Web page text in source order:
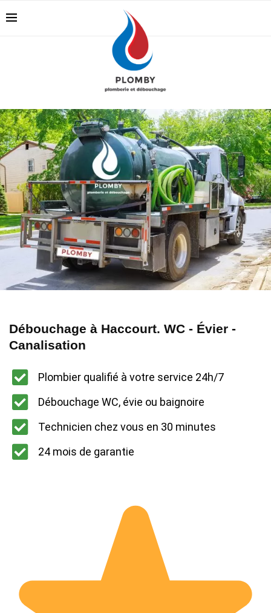
Débouchage à Haccourt. WC - Évier -
Canalisation
Plombier qualifié à votre service 24h/7
Débouchage WC, évie ou baignoire
Technicien chez vous en 30 minutes
24 mois de garantie